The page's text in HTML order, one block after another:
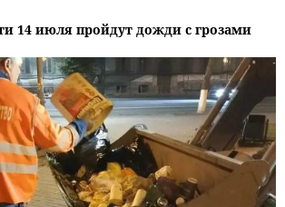
14 июля пройдут дожди с грозами